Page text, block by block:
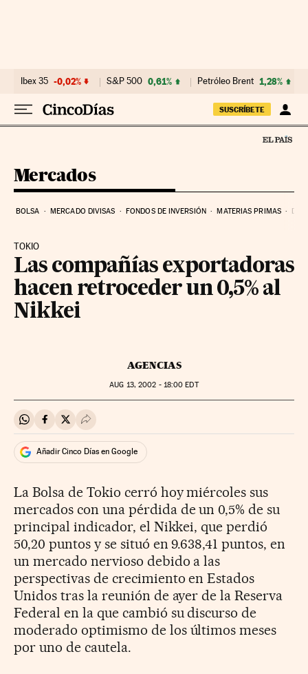
Ibex 35 -0,02% S&P 500 0,61% Petróleo Brent 1,28%
SUSCRÍBETE
Mercados
BOLSA MERCADO DIVISAS FONDOS DE INVERSIÓN MATERIAS PRIMAS
TOKIO
Las compañías exportadoras
hacen retroceder un 0,5% al
Nikkei
AGENCIAS
AUG 13, 2002 - 18:00 EDT
Compartir en Whatsapp
Compartir en Facebook
Compartir en Twitter
Desplegar Redes Sociales
Añadir Cinco Días en Google
La Bolsa de Tokio cerró hoy miércoles sus
mercados con una pérdida de un 0,5% de su
principal indicador, el Nikkei, que perdió
50,20 puntos y se situó en 9.638,41 puntos, en
un mercado nervioso debido a las
perspectivas de crecimiento en Estados
Unidos tras la reunión de ayer de la Reserva
Federal en la que cambió su discurso de
moderado optimismo de los últimos meses
por uno de cautela.